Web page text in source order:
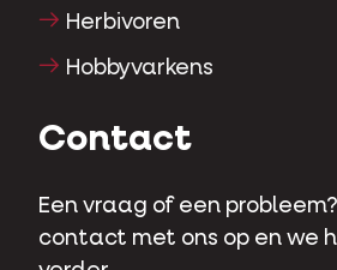
Herbivoren
Hobbyvarkens
Contact
Een vraag of een
contact met ons op en we